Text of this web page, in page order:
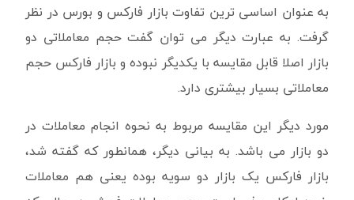
به عنوان اساسی ترین تفاوت بازار فارکس و بورس در نظر
گرفت. به عبارت دیگر می توان گفت حجم معاملاتی دو
بازار اصلا قابل مقایسه با یکدیگر نبوده و بازار فارکس حجم
معاملاتی بسیار بیشتری دارد.
مورد دیگر این مقایسه مربوط به نحوه انجام معاملات در
دو بازار می باشد. به بیانی دیگر، همانطور که گفته شد،
بازار فارکس یک بازار دو سویه بوده یعنی هم معاملات